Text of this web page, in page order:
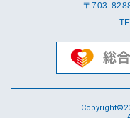
〒703-